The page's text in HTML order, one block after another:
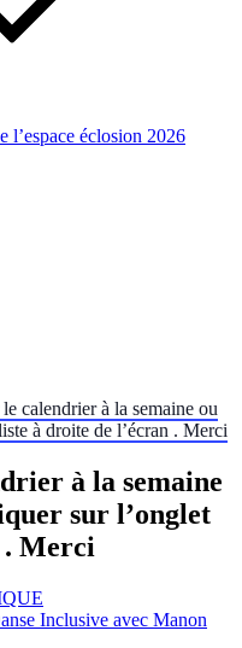
l’espace éclosion 2026
calendrier à la semaine ou
à droite de l’écran . Merci
à la semaine
sur l’onglet
. Merci
Inclusive avec Manon